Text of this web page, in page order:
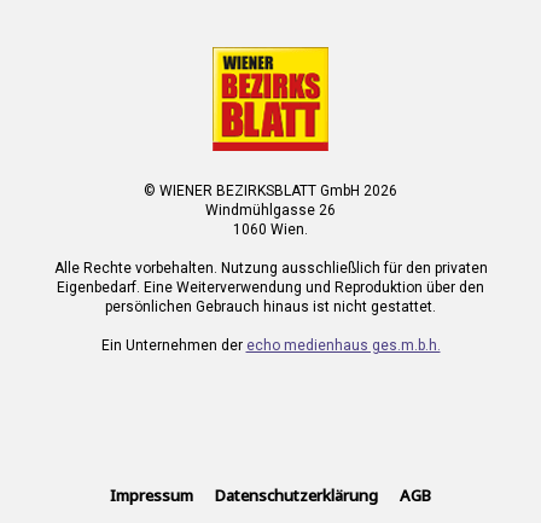
© WIENER BEZIRKSBLATT GmbH 2026
Windmühlgasse 26
1060 Wien.
Alle Rechte vorbehalten. Nutzung ausschließlich für den privaten
Eigenbedarf. Eine Weiterverwendung und Reproduktion über den
persönlichen Gebrauch hinaus ist nicht gestattet.
Ein Unternehmen der echo medienhaus ges.m.b.h.
Impressum Datenschutzerklärung AGB